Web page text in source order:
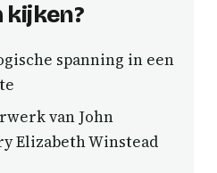
kijken?
spanning in een
van John
Elizabeth Winstead